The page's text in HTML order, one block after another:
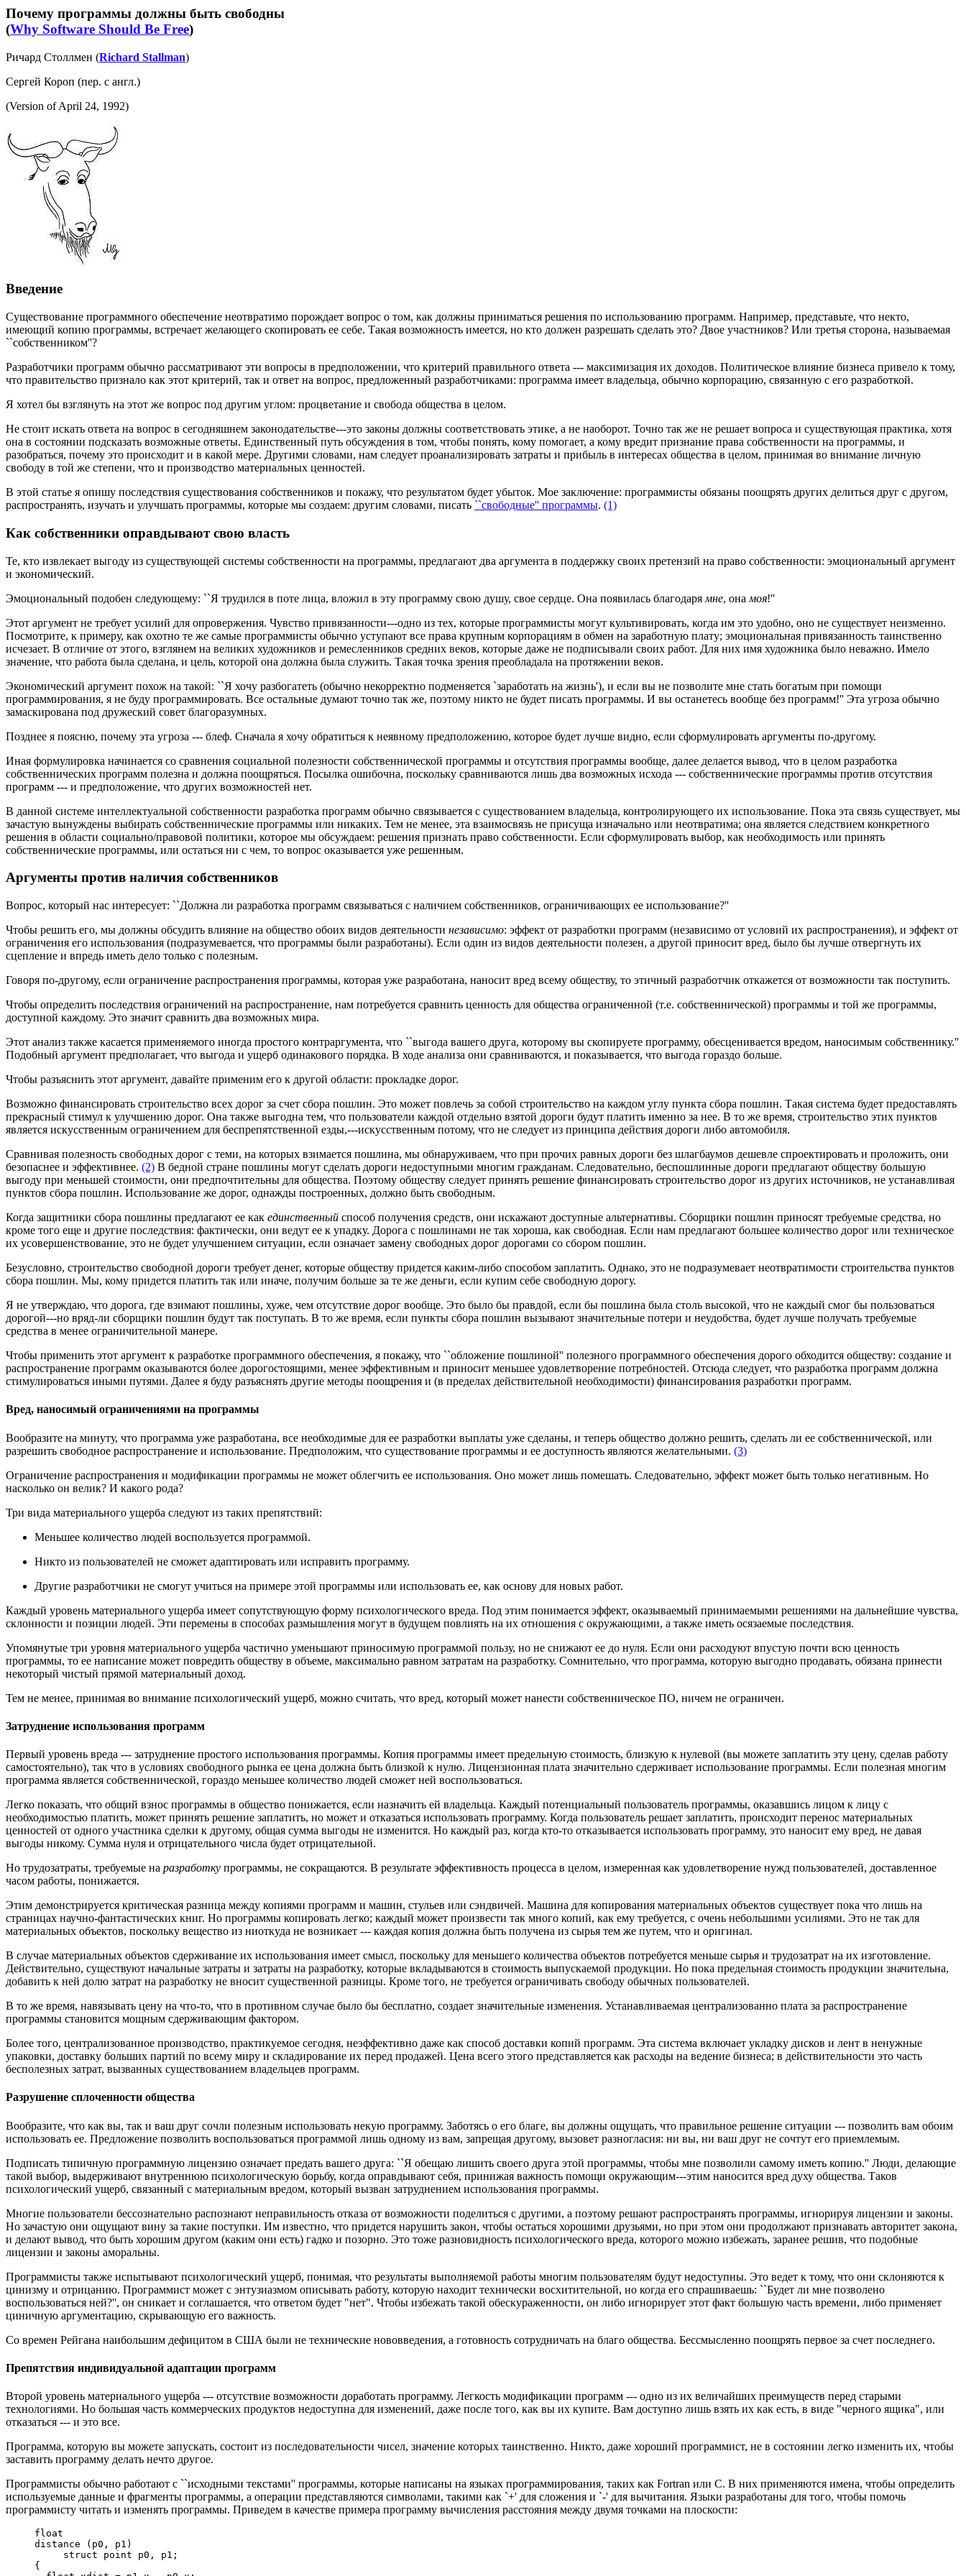
Почему программы должны быть свободны
(Why Software Should Be Free)
Ричард Столлмен (Richard Stallman)
Сергей Короп (пер. с англ.)
(Version of April 24, 1992)
Введение
Существование программного обеспечение неотвратимо порождает вопрос о том, как должны приниматься решения по использованию программ. Например, представьте, что некто,
имеющий копию программы, встречает желающего скопировать ее себе. Такая возможность имеется, но кто должен разрешать сделать это? Двое участников? Или третья сторона, называемая
``собственником''?
Разработчики программ обычно рассматривают эти вопросы в предположении, что критерий правильного ответа --- максимизация их доходов. Политическое влияние бизнеса привело к тому,
что правительство признало как этот критерий, так и ответ на вопрос, предложенный разработчиками: программа имеет владельца, обычно корпорацию, связанную с его разработкой.
Я хотел бы взглянуть на этот же вопрос под другим углом: процветание и свобода общества в целом.
Не стоит искать ответа на вопрос в сегодняшнем законодательстве---это законы должны соответствовать этике, а не наоборот. Точно так же не решает вопроса и существующая практика, хотя
она в состоянии подсказать возможные ответы. Единственный путь обсуждения в том, чтобы понять, кому помогает, а кому вредит признание права собственности на программы, и
разобраться, почему это происходит и в какой мере. Другими словами, нам следует проанализировать затраты и прибыль в интересах общества в целом, принимая во внимание личную
свободу в той же степени, что и производство материальных ценностей.
В этой статье я опишу последствия существования собственников и покажу, что результатом будет убыток. Мое заключение: программисты обязаны поощрять других делиться друг с другом,
распространять, изучать и улучшать программы, которые мы создаем: другим словами, писать ``свободные'' программы. (1)
Как собственники оправдывают свою власть
Те, кто извлекает выгоду из существующей системы собственности на программы, предлагают два аргумента в поддержку своих претензий на право собственности: эмоциональный аргумент
и экономический.
Эмоциональный подобен следующему: ``Я трудился в поте лица, вложил в эту программу свою душу, свое сердце. Она появилась благодаря мне, она моя!''
Этот аргумент не требует усилий для опровержения. Чувство привязанности---одно из тех, которые программисты могут культивировать, когда им это удобно, оно не существует неизменно.
Посмотрите, к примеру, как охотно те же самые программисты обычно уступают все права крупным корпорациям в обмен на заработную плату; эмоциональная привязанность таинственно
исчезает. В отличие от этого, взглянем на великих художников и ремесленников средних веков, которые даже не подписывали своих работ. Для них имя художника было неважно. Имело
значение, что работа была сделана, и цель, которой она должна была служить. Такая точка зрения преобладала на протяжении веков.
Экономический аргумент похож на такой: ``Я хочу разбогатеть (обычно некорректно подменяется `заработать на жизнь'), и если вы не позволите мне стать богатым при помощи
программирования, я не буду программировать. Все остальные думают точно так же, поэтому никто не будет писать программы. И вы останетесь вообще без программ!'' Эта угроза обычно
замаскирована под дружеский совет благоразумных.
Позднее я поясню, почему эта угроза --- блеф. Сначала я хочу обратиться к неявному предположению, которое будет лучше видно, если сформулировать аргументы по-другому.
Иная формулировка начинается со сравнения социальной полезности собственнической программы и отсутствия программы вообще, далее делается вывод, что в целом разработка
собственнических программ полезна и должна поощряться. Посылка ошибочна, поскольку сравниваются лишь два возможных исхода --- собственнические программы против отсутствия
программ --- и предположение, что других возможностей нет.
В данной системе интеллектуальной собственности разработка программ обычно связывается с существованием владельца, контролирующего их использование. Пока эта связь существует, мы
зачастую вынуждены выбирать собственнические программы или никаких. Тем не менее, эта взаимосвязь не присуща изначально или неотвратима; она является следствием конкретного
решения в области социально/правовой политики, которое мы обсуждаем: решения признать право собственности. Если сформулировать выбор, как необходимость или принять
собственнические программы, или остаться ни с чем, то вопрос оказывается уже решенным.
Аргументы против наличия собственников
Вопрос, который нас интересует: ``Должна ли разработка программ связываться с наличием собственников, ограничивающих ее использование?''
Чтобы решить его, мы должны обсудить влияние на общество обоих видов деятельности независимо: эффект от разработки программ (независимо от условий их распространения), и эффект от
ограничения его использования (подразумевается, что программы были разработаны). Если один из видов деятельности полезен, а другой приносит вред, было бы лучше отвергнуть их
сцепление и впредь иметь дело только с полезным.
Говоря по-другому, если ограничение распространения программы, которая уже разработана, наносит вред всему обществу, то этичный разработчик откажется от возможности так поступить.
Чтобы определить последствия ограничений на распространение, нам потребуется сравнить ценность для общества ограниченной (т.е. собственнической) программы и той же программы,
доступной каждому. Это значит сравнить два возможных мира.
Этот анализ также касается применяемого иногда простого контраргумента, что ``выгода вашего друга, которому вы скопируете программу, обесценивается вредом, наносимым собственнику.''
Подобный аргумент предполагает, что выгода и ущерб одинакового порядка. В ходе анализа они сравниваются, и показывается, что выгода гораздо больше.
Чтобы разъяснить этот аргумент, давайте применим его к другой области: прокладке дорог.
Возможно финансировать строительство всех дорог за счет сбора пошлин. Это может повлечь за собой строительство на каждом углу пункта сбора пошлин. Такая система будет предоставлять
прекрасный стимул к улучшению дорог. Она также выгодна тем, что пользователи каждой отдельно взятой дороги будут платить именно за нее. В то же время, строительство этих пунктов
является искусственным ограничением для беспрепятственной езды,---искусственным потому, что не следует из принципа действия дороги либо автомобиля.
Сравнивая полезность свободных дорог с теми, на которых взимается пошлина, мы обнаруживаем, что при прочих равных дороги без шлагбаумов дешевле спроектировать и проложить, они
безопаснее и эффективнее. (2) В бедной стране пошлины могут сделать дороги недоступными многим гражданам. Следовательно, беспошлинные дороги предлагают обществу большую
выгоду при меньшей стоимости, они предпочтительны для общества. Поэтому обществу следует принять решение финансировать строительство дорог из других источников, не устанавливая
пунктов сбора пошлин. Использование же дорог, однажды построенных, должно быть свободным.
Когда защитники сбора пошлины предлагают ее как единственный способ получения средств, они искажают доступные альтернативы. Сборщики пошлин приносят требуемые средства, но
кроме того еще и другие последствия: фактически, они ведут ее к упадку. Дорога с пошлинами не так хороша, как свободная. Если нам предлагают большее количество дорог или техническое
их усовершенствование, это не будет улучшением ситуации, если означает замену свободных дорог дорогами со сбором пошлин.
Безусловно, строительство свободной дороги требует денег, которые обществу придется каким-либо способом заплатить. Однако, это не подразумевает неотвратимости строительства пунктов
сбора пошлин. Мы, кому придется платить так или иначе, получим больше за те же деньги, если купим себе свободную дорогу.
Я не утверждаю, что дорога, где взимают пошлины, хуже, чем отсутствие дорог вообще. Это было бы правдой, если бы пошлина была столь высокой, что не каждый смог бы пользоваться
дорогой---но вряд-ли сборщики пошлин будут так поступать. В то же время, если пункты сбора пошлин вызывают значительные потери и неудобства, будет лучше получать требуемые
средства в менее ограничительной манере.
Чтобы применить этот аргумент к разработке программного обеспечения, я покажу, что ``обложение пошлиной'' полезного программного обеспечения дорого обходится обществу: создание и
распространение программ оказываются более дорогостоящими, менее эффективным и приносит меньшее удовлетворение потребностей. Отсюда следует, что разработка программ должна
стимулироваться иными путями. Далее я буду разъяснять другие методы поощрения и (в пределах действительной необходимости) финансирования разработки программ.
Вред, наносимый ограничениями на программы
Вообразите на минуту, что программа уже разработана, все необходимые для ее разработки выплаты уже сделаны, и теперь общество должно решить, сделать ли ее собственнической, или
разрешить свободное распространение и использование. Предположим, что существование программы и ее доступность являются желательными. (3)
Ограничение распространения и модификации программы не может облегчить ее использования. Оно может лишь помешать. Следовательно, эффект может быть только негативным. Но
насколько он велик? И какого рода?
Три вида материального ущерба следуют из таких препятствий:
Меньшее количество людей воспользуется программой.
Никто из пользователей не сможет адаптировать или исправить программу.
Другие разработчики не смогут учиться на примере этой программы или использовать ее, как основу для новых работ.
Каждый уровень материального ущерба имеет сопутствующую форму психологического вреда. Под этим понимается эффект, оказываемый принимаемыми решениями на дальнейшие чувства,
склонности и позиции людей. Эти перемены в способах размышления могут в будущем повлиять на их отношения с окружающими, а также иметь осязаемые последствия.
Упомянутые три уровня материального ущерба частично уменьшают приносимую программой пользу, но не снижают ее до нуля. Если они расходуют впустую почти всю ценность
программы, то ее написание может повредить обществу в объеме, максимально равном затратам на разработку. Сомнительно, что программа, которую выгодно продавать, обязана принести
некоторый чистый прямой материальный доход.
Тем не менее, принимая во внимание психологический ущерб, можно считать, что вред, который может нанести собственническое ПО, ничем не ограничен.
Затруднение использования программ
Первый уровень вреда --- затруднение простого использования программы. Копия программы имеет предельную стоимость, близкую к нулевой (вы можете заплатить эту цену, сделав работу
самостоятельно), так что в условиях свободного рынка ее цена должна быть близкой к нулю. Лицензионная плата значительно сдерживает использование программы. Если полезная многим
программа является собственнической, гораздо меньшее количество людей сможет ней воспользоваться.
Легко показать, что общий взнос программы в общество понижается, если назначить ей владельца. Каждый потенциальный пользователь программы, оказавшись лицом к лицу с
необходимостью платить, может принять решение заплатить, но может и отказаться использовать программу. Когда пользователь решает заплатить, происходит перенос материальных
ценностей от одного участника сделки к другому, общая сумма выгоды не изменится. Но каждый раз, когда кто-то отказывается использовать программу, это наносит ему вред, не давая
выгоды никому. Сумма нуля и отрицательного числа будет отрицательной.
Но трудозатраты, требуемые на разработку программы, не сокращаются. В результате эффективность процесса в целом, измеренная как удовлетворение нужд пользователей, доставленное
часом работы, понижается.
Этим демонстрируется критическая разница между копиями программ и машин, стульев или сэндвичей. Машина для копирования материальных объектов существует пока что лишь на
страницах научно-фантастических книг. Но программы копировать легко; каждый может произвести так много копий, как ему требуется, с очень небольшими усилиями. Это не так для
материальных объектов, поскольку вещество из ниоткуда не возникает --- каждая копия должна быть получена из сырья тем же путем, что и оригинал.
В случае материальных объектов сдерживание их использования имеет смысл, поскольку для меньшего количества объектов потребуется меньше сырья и трудозатрат на их изготовление.
Действительно, существуют начальные затраты и затраты на разработку, которые вкладываются в стоимость выпускаемой продукции. Но пока предельная стоимость продукции значительна,
добавить к ней долю затрат на разработку не вносит существенной разницы. Кроме того, не требуется ограничивать свободу обычных пользователей.
В то же время, навязывать цену на что-то, что в противном случае было бы бесплатно, создает значительные изменения. Устанавливаемая централизованно плата за распространение
программы становится мощным сдерживающим фактором.
Более того, централизованное производство, практикуемое сегодня, неэффективно даже как способ доставки копий программ. Эта система включает укладку дисков и лент в ненужные
упаковки, доставку больших партий по всему миру и складирование их перед продажей. Цена всего этого представляется как расходы на ведение бизнеса; в действительности это часть
бесполезных затрат, вызванных существованием владельцев программ.
Разрушение сплоченности общества
Вообразите, что как вы, так и ваш друг сочли полезным использовать некую программу. Заботясь о его благе, вы должны ощущать, что правильное решение ситуации --- позволить вам обоим
использовать ее. Предложение позволить воспользоваться программой лишь одному из вам, запрещая другому, вызовет разногласия: ни вы, ни ваш друг не сочтут его приемлемым.
Подписать типичную программную лицензию означает предать вашего друга: ``Я обещаю лишить своего друга этой программы, чтобы мне позволили самому иметь копию.'' Люди, делающие
такой выбор, выдерживают внутреннюю психологическую борьбу, когда оправдывают себя, принижая важность помощи окружающим---этим наносится вред духу общества. Таков
психологический ущерб, связанный с материальным вредом, который вызван затруднением использования программы.
Многие пользователи бессознательно распознают неправильность отказа от возможности поделиться с другими, а поэтому решают распространять программы, игнорируя лицензии и законы.
Но зачастую они ощущают вину за такие поступки. Им известно, что придется нарушить закон, чтобы остаться хорошими друзьями, но при этом они продолжают признавать авторитет закона,
и делают вывод, что быть хорошим другом (каким они есть) гадко и позорно. Это тоже разновидность психологического вреда, которого можно избежать, заранее решив, что подобные
лицензии и законы аморальны.
Программисты также испытывают психологический ущерб, понимая, что результаты выполняемой работы многим пользователям будут недоступны. Это ведет к тому, что они склоняются к
цинизму и отрицанию. Программист может с энтузиазмом описывать работу, которую находит технически восхитительной, но когда его спрашиваешь: ``Будет ли мне позволено
воспользоваться ней?'', он сникает и соглашается, что ответом будет "нет". Чтобы избежать такой обескураженности, он либо игнорирует этот факт большую часть времени, либо применяет
циничную аргументацию, скрывающую его важность.
Со времен Рейгана наибольшим дефицитом в США были не технические нововведения, а готовность сотрудничать на благо общества. Бессмысленно поощрять первое за счет последнего.
Препятствия индивидуальной адаптации программ
Второй уровень материального ущерба --- отсутствие возможности доработать программу. Легкость модификации программ --- одно из их величайших преимуществ перед старыми
технологиями. Но большая часть коммерческих продуктов недоступна для изменений, даже после того, как вы их купите. Вам доступно лишь взять их как есть, в виде "черного ящика", или
отказаться --- и это все.
Программа, которую вы можете запускать, состоит из последовательности чисел, значение которых таинственно. Никто, даже хороший программист, не в состоянии легко изменить их, чтобы
заставить программу делать нечто другое.
Программисты обычно работают с ``исходными текстами'' программы, которые написаны на языках программирования, таких как Fortran или C. В них применяются имена, чтобы определить
используемые данные и фрагменты программы, а операции представляются символами, такими как `+' для сложения и `-' для вычитания. Языки разработаны для того, чтобы помочь
программисту читать и изменять программы. Приведем в качестве примера программу вычисления расстояния между двумя точками на плоскости:
     float
     distance (p0, p1)
          struct point p0, p1;
     {